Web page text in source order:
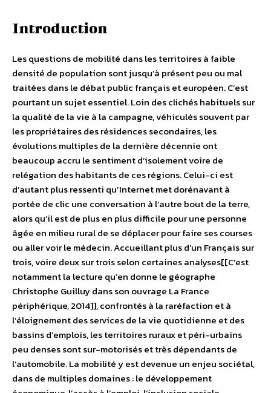
Introduction
Les questions de mobilité dans les territoires à faible
densité de population sont jusqu’à présent peu ou mal
traitées dans le débat public français et européen. C’est
pourtant un sujet essentiel. Loin des clichés habituels sur
la qualité de la vie à la campagne, véhiculés souvent par
les propriétaires des résidences secondaires, les
évolutions multiples de la dernière décennie ont
beaucoup accru le sentiment d’isolement voire de
relégation des habitants de ces régions. Celui-ci est
d’autant plus ressenti qu’Internet met dorénavant à
portée de clic une conversation à l’autre bout de la terre,
alors qu’il est de plus en plus difficile pour une personne
âgée en milieu rural de se déplacer pour faire ses courses
ou aller voir le médecin. Accueillant plus d’un Français sur
trois, voire deux sur trois selon certaines analyses[[C’est
notamment la lecture qu’en donne le géographe
Christophe Guilluy dans son ouvrage La France
périphérique, 2014]], confrontés à la raréfaction et à
l’éloignement des services de la vie quotidienne et des
bassins d’emplois, les territoires ruraux et péri-urbains
peu denses sont sur-motorisés et très dépendants de
l’automobile. La mobilité y est devenue un enjeu sociétal,
dans de multiples domaines : le développement